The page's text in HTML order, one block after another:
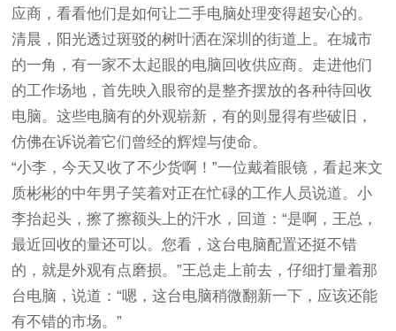
应商，看看他们是如何让二手电脑处理变得超安心的。
清晨，阳光透过斑驳的树叶洒在深圳的街道上。在城市
的一角，有一家不太起眼的电脑回收供应商。走进他们
的工作场地，首先映入眼帘的是整齐摆放的各种待回收
电脑。这些电脑有的外观崭新，有的则显得有些破旧，
仿佛在诉说着它们曾经的辉煌与使命。
“小李，今天又收了不少货啊！”一位戴着眼镜，看起来文
质彬彬的中年男子笑着对正在忙碌的工作人员说道。小
李抬起头，擦了擦额头上的汗水，回道：“是啊，王总，
最近回收的量还可以。您看，这台电脑配置还挺不错
的，就是外观有点磨损。”王总走上前去，仔细打量着那
台电脑，说道：“嗯，这台电脑稍微翻新一下，应该还能
有不错的市场。”